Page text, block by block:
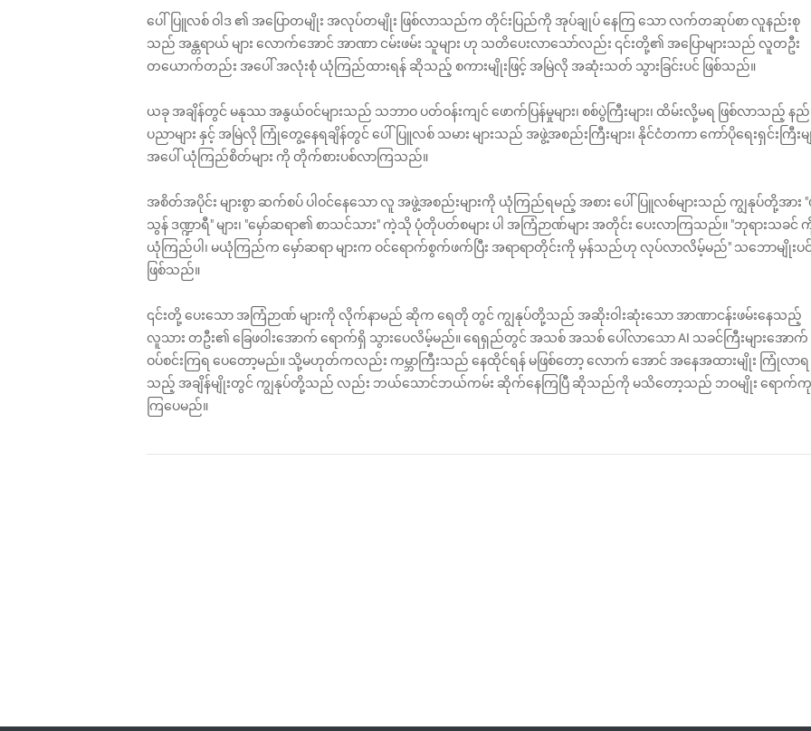
ပေါ်ပြူလစ် ဝါဒ ၏ အပြောတမျိုး အလုပ်တမျိုး ဖြစ်လာသည်က တိုင်းပြည်ကို အုပ်ချုပ်‌ နေကြ‌ သော လက်တဆုပ်စာ လူနည်းစု
သည် အန္တရာယ် များ လောက်အောင် အာဏာ ငမ်းဖမ်း သူများ ဟု သတိပေးလာသော်လည်း ၎င်းတို့၏ အပြောများသည် လူတဦး
တ‌ယောက်တည်း အ‌ပေါ် အလုံးစုံ ယုံကြည်ထားရန် ဆိုသည့် စကားမျိုးဖြင့် အမြဲလို အဆုံးသတ် သွားခြင်းပင် ဖြစ်သည်။
ယခု အချိန်တွင် မနုဿ အနွယ်ဝင်များသည် သဘာဝ ပတ်ဝန်းကျင် ဖောက်ပြန်မှုများ၊ စစ်ပွဲကြီးများ၊ ထိမ်းလို့မရ ဖြစ်လာသည့် နည်
ပညာများ နှင့် အမြဲလို ကြုံတွေ့နေရချိန်တွင် ပေါ်ပြူလစ် သမား များသည် အဖွဲ့အစည်းကြီးများ၊ နိုင်ငံတကာ ကော်ပိုရေးရှင်းကြီးမျ
အပေါ် ယုံကြည်စိတ်များ ကို တိုက်စားပစ်လာကြသည်။
အစိတ်အပိုင်း များစွာ ဆက်စပ် ပါဝင်နေသော လူ အဖွဲ့အစည်းများကို ယုံကြည်ရမည့် အစား ပေါ်ပြူလစ်များသည် ကျွနုပ်တို့အား "
သွန် ဒဏ္ဍာရီ" များ၊ "မှော်ဆရာ၏ စာသင်သား" ကဲ့သို ပုံတိုပတ်စများ ပါ အကြံဉာဏ်များ အတိုင်း ပေးလာကြသည်။ "ဘုရားသခင်
ယုံကြည်ပါ၊ မယုံကြည်က မှော်ဆရာ များက ဝင်ရောက်စွက်ဖက်ပြီး အရာရာတိုင်းကို မှန်သည်ဟု လုပ်လာလိမ့်မည်" သဘောမျိုးပ
ဖြစ်သည်။
၎င်းတို့ ပေးသော အကြံဉာဏ် များကို လိုက်နာမည် ဆိုက ရေတို တွင် ကျွနုပ်တို့သည် အဆိုးဝါးဆုံးသော အာဏာငန်းဖမ်းနေသည့်
‌လူသား တဦး၏ ခြေဖဝါးအောက် ရောက်ရှိ သွားပေလိမ့်မည်။ ရေရှည်တွင် အသစ် အသစ် ပေါ်လာသော AI သခင်ကြီးများအောက်
ဝပ်စင်းကြရ ပေတော့မည်။ သို့မဟုတ်ကလည်း ကမ္ဘာကြီးသည် နေထိုင်ရန် မဖြစ်တော့ လောက် အောင် အနေအထားမျိုး ကြုံလာရ
သည့် အချိန်မျိုးတွင် ကျွနုပ်တို့သည် လည်း ဘယ်သောင်ဘယ်ကမ်း ဆိုက်နေကြပြီ ဆိုသည်ကို မသိတော့သည် ဘဝမျိုး ရောက်
ကြပေမည်။